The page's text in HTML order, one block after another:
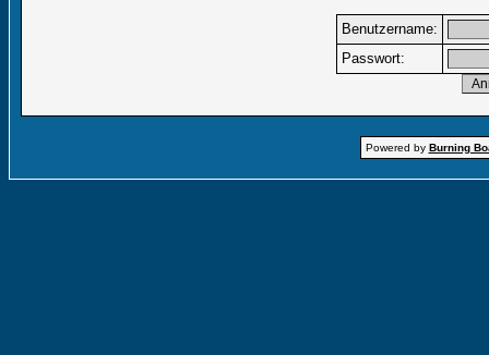
Benutzername:
Passwort:
Powered by Burning